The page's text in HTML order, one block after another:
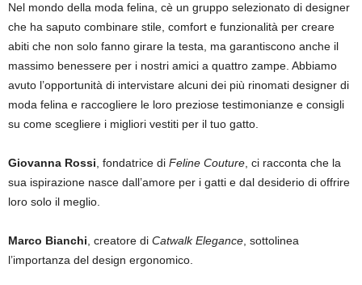
Nel mondo della moda felina, cè un gruppo selezionato di designer
che ha saputo combinare stile, comfort e funzionalità per creare
abiti che non solo fanno girare la testa, ma garantiscono anche il
massimo benessere per i nostri amici a quattro zampe. Abbiamo
avuto l’opportunità di intervistare alcuni dei più rinomati designer di
moda felina e raccogliere le loro preziose testimonianze e consigli
su come scegliere i migliori vestiti per il tuo gatto.
Giovanna Rossi , fondatrice di Feline Couture , ci racconta che la
sua ispirazione nasce dall’amore per i gatti e dal desiderio di offrire
loro solo il meglio.
Marco Bianchi , creatore di Catwalk Elegance , sottolinea
l’importanza del design ergonomico.